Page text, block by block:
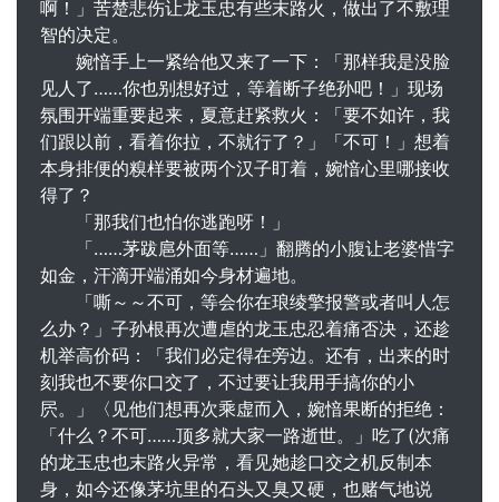
啊！」苦楚悲伤让龙玉忠有些末路火，做出了不敷理
智的决定。
婉愔手上一紧给他又来了一下：「那样我是没脸
见人了……你也别想好过，等着断子绝孙吧！」现场
氛围开端重要起来，夏意赶紧救火：「要不如许，我
们跟以前，看着你拉，不就行了？」「不可！」想着
本身排便的糗样要被两个汉子盯着，婉愔心里哪接收
得了？
「那我们也怕你逃跑呀！」
「……茅跋扈外面等……」翻腾的小腹让老婆惜字
如金，汗滴开端涌如今身材遍地。
「嘶～～不可，等会你在琅绫擎报警或者叫人怎
么办？」子孙根再次遭虐的龙玉忠忍着痛否决，还趁
机举高价码：「我们必定得在旁边。还有，出来的时
刻我也不要你口交了，不过要让我用手搞你的小
屄。」〈见他们想再次乘虚而入，婉愔果断的拒绝：
「什么？不可……顶多就大家一路逝世。」吃了(次痛
的龙玉忠也末路火异常，看见她趁口交之机反制本
身，如今还像茅坑里的石头又臭又硬，也赌气地说